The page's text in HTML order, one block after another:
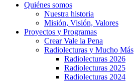
Quiénes somos
Nuestra historia
Misión, Visión, Valores
Proyectos y Programas
Crear Vale la Pena
Radiolecturas y Mucho Más
Radiolecturas 2026
Radiolecturas 2025
Radiolecturas 2024